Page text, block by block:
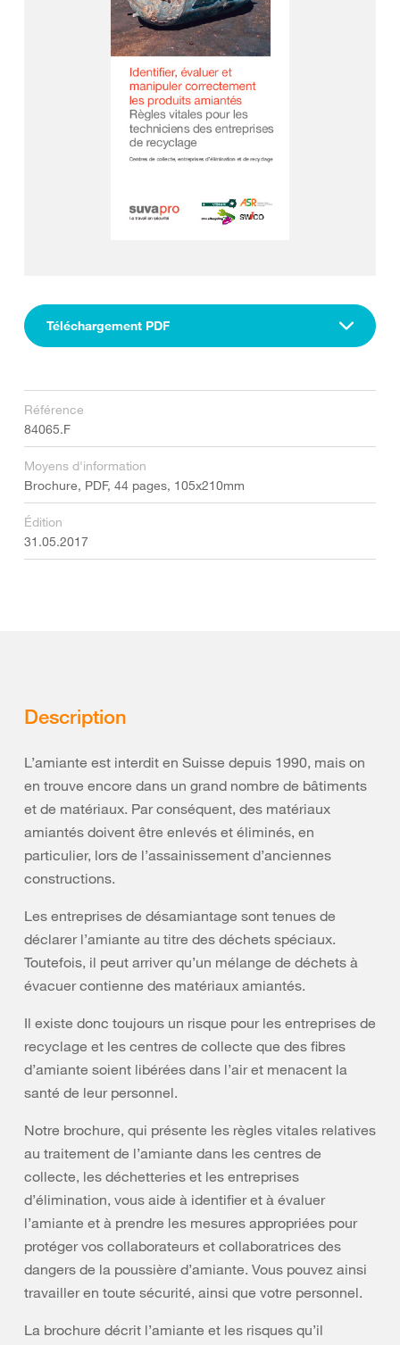
Téléchargement PDF
Référence
84065.F
Moyens d'information
Brochure, PDF, 44 pages, 105x210mm
Édition
31.05.2017
Description
L’amiante est interdit en Suisse depuis 1990, mais on
en trouve encore dans un grand nombre de bâtiments
et de matériaux. Par conséquent, des matériaux
amiantés doivent être enlevés et éliminés, en
particulier, lors de l’assainissement d’anciennes
constructions.
Les entreprises de désamiantage sont tenues de
déclarer l’amiante au titre des déchets spéciaux.
Toutefois, il peut arriver qu’un mélange de déchets à
évacuer contienne des matériaux amiantés.
Il existe donc toujours un risque pour les entreprises de
recyclage et les centres de collecte que des fibres
d’amiante soient libérées dans l’air et menacent la
santé de leur personnel.
Notre brochure, qui présente les règles vitales relatives
au traitement de l’amiante dans les centres de
collecte, les déchetteries et les entreprises
d’élimination, vous aide à identifier et à évaluer
l’amiante et à prendre les mesures appropriées pour
protéger vos collaborateurs et collaboratrices des
dangers de la poussière d’amiante. Vous pouvez ainsi
travailler en toute sécurité, ainsi que votre personnel.
La brochure décrit l’amiante et les risques qu’il